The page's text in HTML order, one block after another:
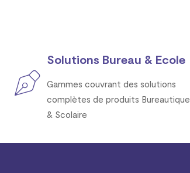
Solutions Bureau & Ecole
Gammes couvrant des solutions
complètes de produits Bureautique
& Scolaire